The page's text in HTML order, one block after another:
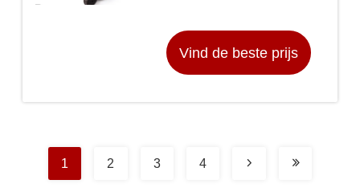
Twee Tone Color
Vind de beste prijs
1 2 3 4